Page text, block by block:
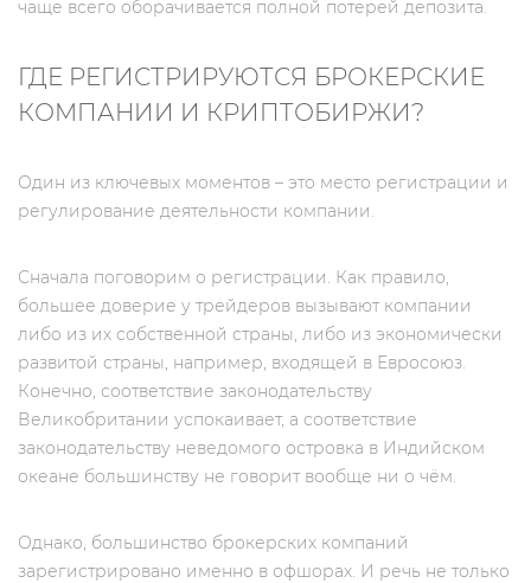
чаще всего оборачивается полной потерей депозита.
ГДЕ РЕГИСТРИРУЮТСЯ БРОКЕРСКИЕ
КОМПАНИИ И КРИПТОБИРЖИ?
Один из ключевых моментов – это место регистрации и
регулирование деятельности компании.
Сначала поговорим о регистрации. Как правило,
большее доверие у трейдеров вызывают компании
либо из их собственной страны, либо из экономически
развитой страны, например, входящей в Евросоюз.
Конечно, соответствие законодательству
Великобритании успокаивает, а соответствие
законодательству неведомого островка в Индийском
океане большинству не говорит вообще ни о чём.
Однако, большинство брокерских компаний
зарегистрировано именно в офшорах. И речь не только